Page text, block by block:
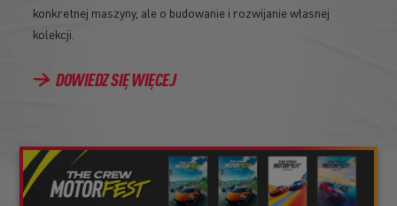
konkretnej maszyny, ale o budowanie i rozwijanie własnej
kolekcji.
DOWIEDZ SIĘ WIĘCEJ